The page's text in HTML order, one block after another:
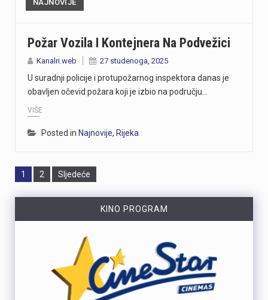
NAJNOVIJE
Požar Vozila I Kontejnera Na Podvežici
Kanalri.web 27 studenoga, 2025
U suradnji policije i protupožarnog inspektora danas je
obavljen očevid požara koji je izbio na području…
VIŠE
Posted in Najnovije, Rijeka
Page
1 Page
2 Sljedeće
KINO PROGRAM